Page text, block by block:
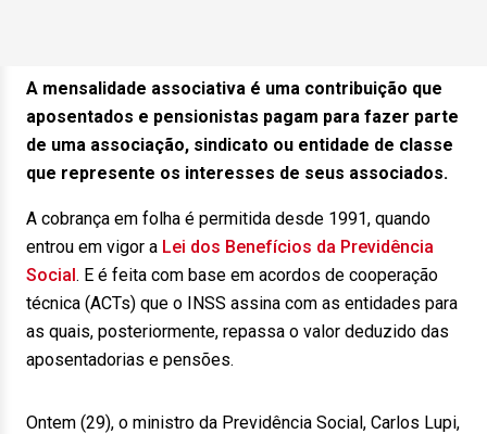
A mensalidade associativa é uma contribuição que
aposentados e pensionistas pagam para fazer parte
de uma associação, sindicato ou entidade de classe
que represente os interesses de seus associados.
A cobrança em folha é permitida desde 1991, quando
entrou em vigor a Lei dos Benefícios da Previdência
Social. E é feita com base em acordos de cooperação
técnica (ACTs) que o INSS assina com as entidades para
as quais, posteriormente, repassa o valor deduzido das
aposentadorias e pensões.
Ontem (29), o ministro da Previdência Social, Carlos Lupi,